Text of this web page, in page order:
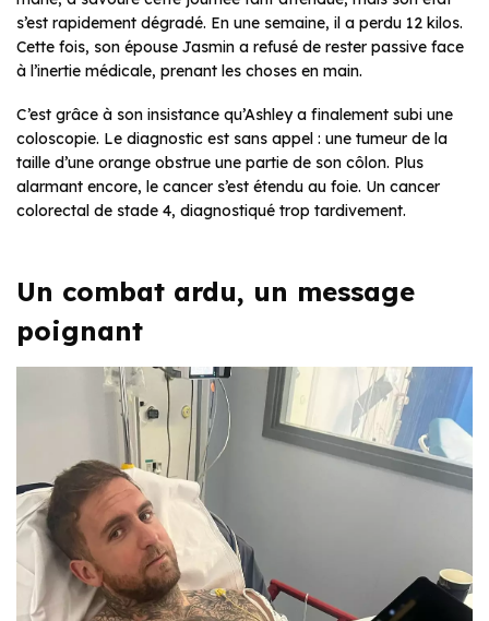
s’est rapidement dégradé. En une semaine, il a perdu 12 kilos.
Cette fois, son épouse Jasmin a refusé de rester passive face
à l’inertie médicale, prenant les choses en main.
C’est grâce à son insistance qu’Ashley a finalement subi une
coloscopie. Le diagnostic est sans appel : une tumeur de la
taille d’une orange obstrue une partie de son côlon. Plus
alarmant encore, le cancer s’est étendu au foie. Un cancer
colorectal de stade 4, diagnostiqué trop tardivement.
Un combat ardu, un message
poignant